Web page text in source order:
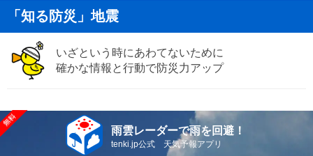
「知る防災」地震
いざという時にあわてないために
確かな情報と行動で防災力アップ
雨雲レーダーで雨を回避！
tenki.jp公式 天気予報アプリ